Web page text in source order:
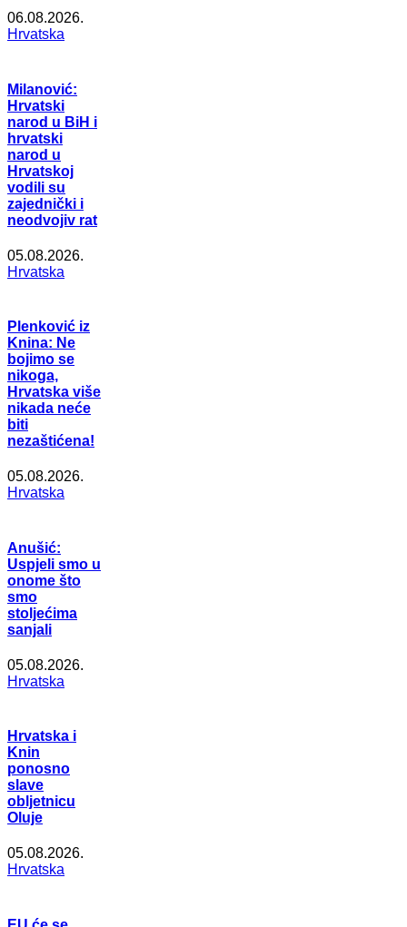
06.08.2026.
Hrvatska
Milanović:
Hrvatski
narod u BiH i
hrvatski
narod u
Hrvatskoj
vodili su
zajednički i
neodvojiv rat
05.08.2026.
Hrvatska
Plenković iz
Knina: Ne
bojimo se
nikoga,
Hrvatska više
nikada neće
biti
nezaštićena!
05.08.2026.
Hrvatska
Anušić:
Uspjeli smo u
onome što
smo
stoljećima
sanjali
05.08.2026.
Hrvatska
Hrvatska i
Knin
ponosno
slave
obljetnicu
Oluje
05.08.2026.
Hrvatska